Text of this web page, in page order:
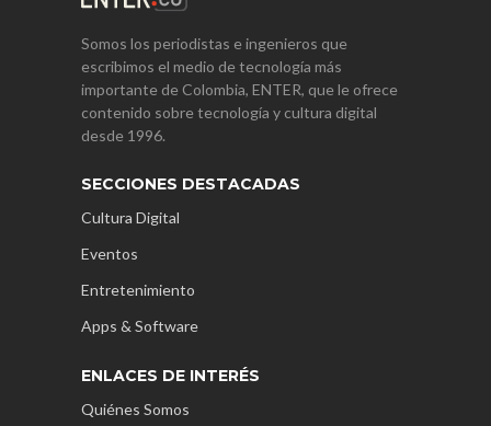
Somos los periodistas e ingenieros que
escribimos el medio de tecnología más
importante de Colombia, ENTER, que le ofrece
contenido sobre tecnología y cultura digital
desde 1996.
SECCIONES DESTACADAS
Cultura Digital
Eventos
Entretenimiento
Apps & Software
ENLACES DE INTERÉS
Quiénes Somos